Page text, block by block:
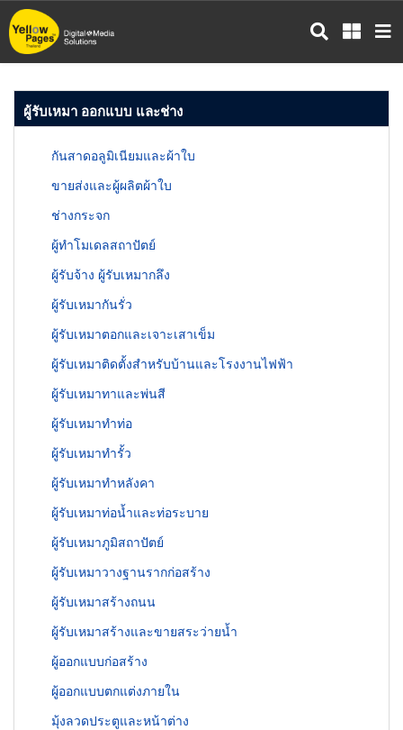
ข้าม
ไป
ผู้รับเหมา ออกแบบ และช่าง
กันสาดอลูมิเนียมและผ้าใบ
ขายส่งและผู้ผลิตผ้าใบ
ช่างกระจก
ผู้ทำโมเดลสถาปัตย์
ผู้รับจ้าง ผู้รับเหมากลึง
ผู้รับเหมากันรั่ว
ผู้รับเหมาตอกและเจาะเสาเข็ม
ผู้รับเหมาติดตั้งสำหรับบ้านและโรงงานไฟฟ้า
ผู้รับเหมาทาและพ่นสี
ผู้รับเหมาทำท่อ
ผู้รับเหมาทำรั้ว
ผู้รับเหมาทำหลังคา
ผู้รับเหมาท่อน้ำและท่อระบาย
ผู้รับเหมาภูมิสถาปัตย์
ผู้รับเหมาวางฐานรากก่อสร้าง
ผู้รับเหมาสร้างถนน
ผู้รับเหมาสร้างและขายสระว่ายน้ำ
ผู้ออกแบบก่อสร้าง
ผู้ออกแบบตกแต่งภายใน
มุ้งลวดประตูและหน้าต่าง